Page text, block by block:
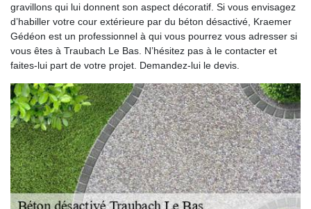
gravillons qui lui donnent son aspect décoratif. Si vous envisagez
d’habiller votre cour extérieure par du béton désactivé, Kraemer
Gédéon est un professionnel à qui vous pourrez vous adresser si
vous êtes à Traubach Le Bas. N’hésitez pas à le contacter et
faites-lui part de votre projet. Demandez-lui le devis.